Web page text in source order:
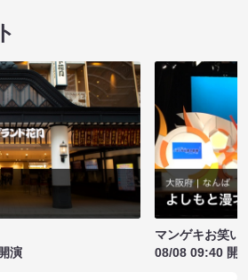
演
マンゲキお笑い
08/08 09:40 開